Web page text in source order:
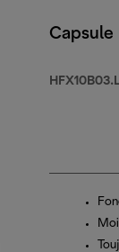
Capsule